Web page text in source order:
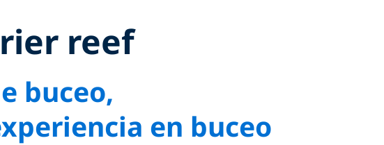
reef
buceo,
en buceo